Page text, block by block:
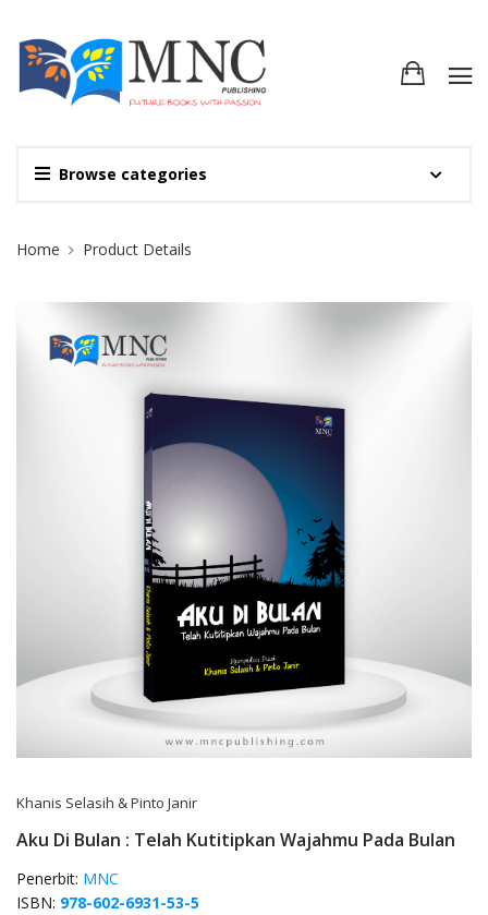
Browse categories
Site Breadcrumb
Home Product Details
Khanis Selasih & Pinto Janir
Aku Di Bulan : Telah Kutitipkan Wajahmu Pada Bulan
Penerbit: MNC
ISBN: 978-602-6931-53-5